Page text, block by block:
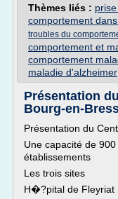
Thèmes liés :
comportement
troubles du
comportement et
comportement
maladie d'alzheimer
Présentation
Bourg-en-
Présentation du
Une capacité de
établissements
Les trois sites
H�?pital de Fleyriat